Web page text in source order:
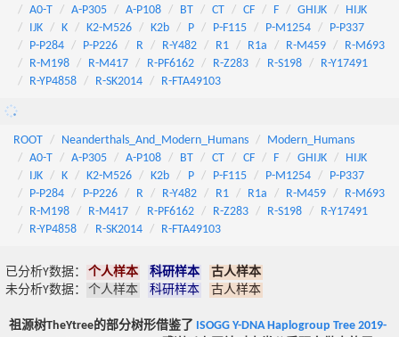
A0-T
A-P305 A-P108 BT CT CF F GHIJK
HIJK
IJK
K K2-M526 K2b P P-F115 P-M1254
P-P337
P-P284
P-P226 R R-Y482 R1 R1a R-M459
R-M693
R-M198
R-M417 R-PF6162 R-Z283 R-S198
R-Y17491
R-YP4858
R-SK2014 R-FTA49103
ROOT Neanderthals_And_Modern_Humans
Modern_Humans
A0-T
A-P305 A-P108 BT CT CF F GHIJK
HIJK
IJK
K K2-M526 K2b P P-F115 P-M1254
P-P337
P-P284
P-P226 R R-Y482 R1 R1a R-M459
R-M693
R-M198
R-M417 R-PF6162 R-Z283 R-S198
R-Y17491
R-YP4858
R-SK2014 R-FTA49103
已分析Y数据： 个人样本 科研样本
古人样本
未分析Y数据：
个人样本 科研样本 古人样本
祖源树TheYtree的部分树形借鉴了 ISOGG Y-DNA Haplogroup Tree 2019-